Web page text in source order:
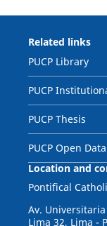
Related links
PUCP Library
PUCP
PUCP Thesis
PUCP Open
Location and
Pontifical
Av.
Lima 32, Lima -